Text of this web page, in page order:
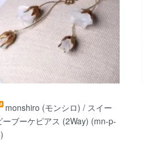
monshiro (モンシロ) / スイー
ーブーケピアス (2Way) (mn-p-